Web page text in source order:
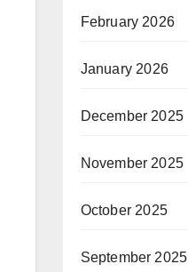
February 2026
January 2026
December 2025
November 2025
October 2025
September 2025